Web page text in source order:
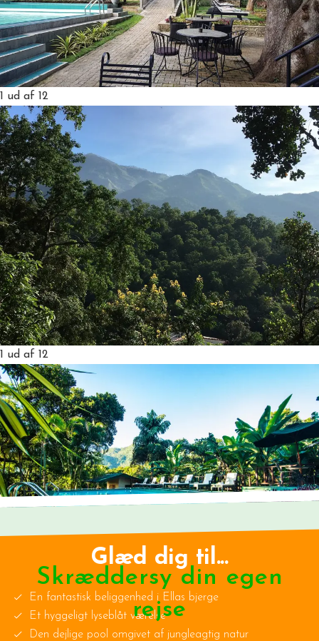
1 ud af 12
1 ud af 12
Glæd dig til...
En fantastisk beliggenhed i Ellas bjerge
Et hyggeligt lyseblåt værelse
Den dejlige pool omgivet af jungleagtig natur
Skræddersy din egen
rejse